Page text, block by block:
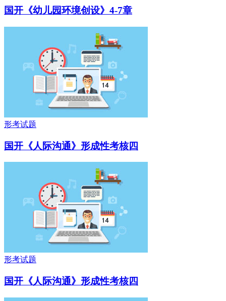
国开《幼儿园环境创设》4-7章
形考试题
国开《人际沟通》形成性考核四
形考试题
国开《人际沟通》形成性考核四